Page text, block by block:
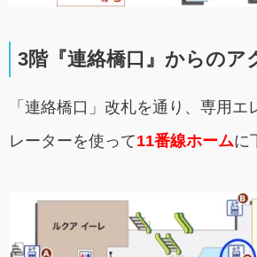
3階『連絡橋口』からのア
「連絡橋口」改札を通り、専用エ
レーターを使って11番線ホームに